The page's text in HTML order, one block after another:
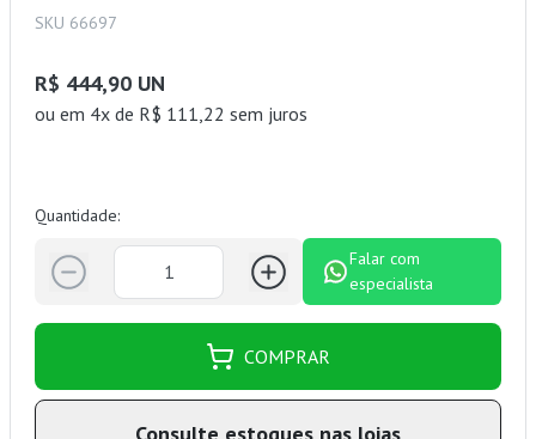
SKU 66697
R$ 444,90 UN
ou em 4x de R$ 111,22 sem juros
Quantidade:
Falar com
especialista
COMPRAR
Consulte estoques nas lojas